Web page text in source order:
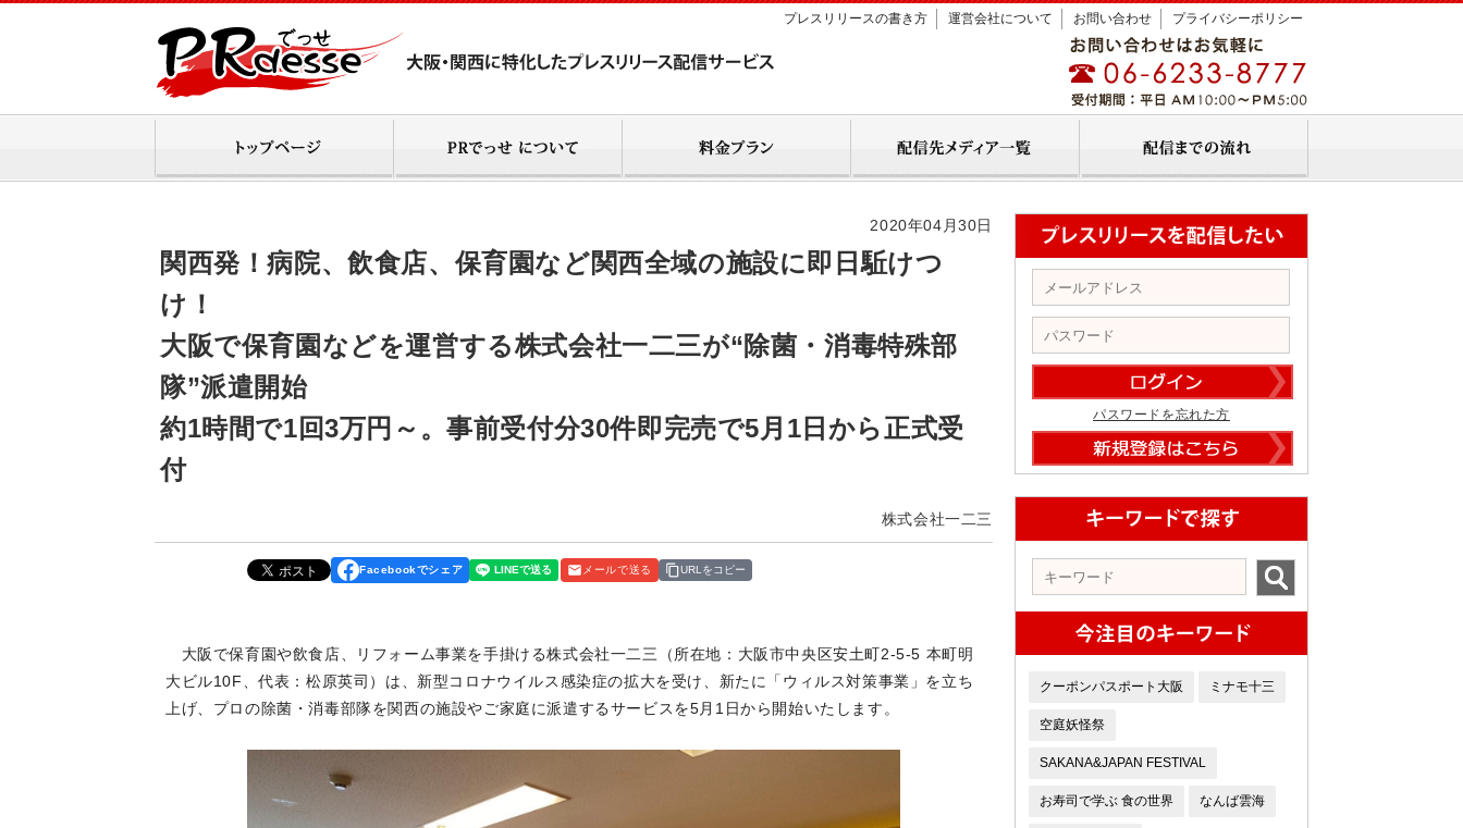
プレスリリースの書き方 運営会社について お問い合わせ プライバシーポリシー
2020年04月30日
関西発！病院、飲食店、保育園など関西全域の施設に即日駈けつ
け！
大阪で保育園などを運営する株式会社一二三が“除菌・消毒特殊部
隊”派遣開始
約1時間で1回3万円～。事前受付分30件即完売で5月1日から正式受
付
株式会社一二三
Facebookでシェア メールで送る URLをコピー
大阪で保育園や飲食店、リフォーム事業を手掛ける株式会社一二三（所在地：大阪市中央区安土町2-5-5 本町明
大ビル10F、代表：松原英司）は、新型コロナウイルス感染症の拡大を受け、新たに「ウィルス対策事業」を立ち
上げ、プロの除菌・消毒部隊を関西の施設やご家庭に派遣するサービスを5月1日から開始いたします。
パスワードを忘れた方
クーポンパスポート大阪 ミナモ十三
空庭妖怪祭
SAKANA&JAPAN FESTIVAL
お寿司で学ぶ 食の世界 なんば雲海